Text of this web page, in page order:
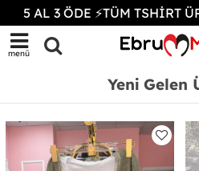
5 AL 3 ÖDE ⚡TÜM TSHİRT
menü
Yeni Gelen